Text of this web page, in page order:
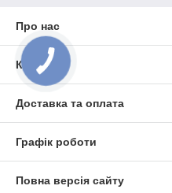
Про нас
Контакти
Доставка та оплата
Графік роботи
Повна версія сайту